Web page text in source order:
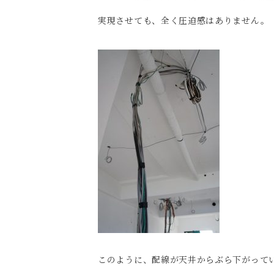
実現させても、全く圧迫感はありません。
このように、配線が天井からぶら下がって